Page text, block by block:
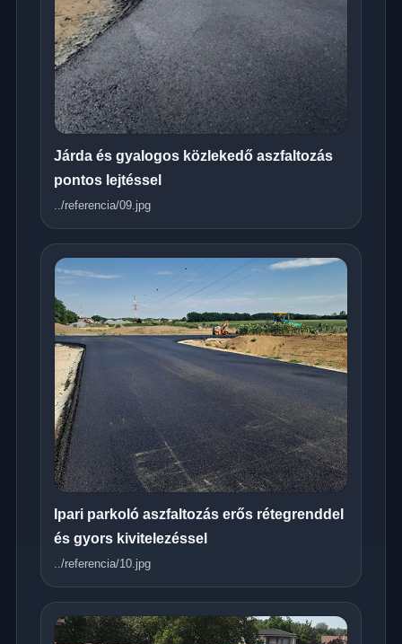
Járda és gyalogos közlekedő aszfaltozás
pontos lejtéssel
../referencia/09.jpg
Ipari parkoló aszfaltozás erős rétegrenddel
és gyors kivitelezéssel
../referencia/10.jpg